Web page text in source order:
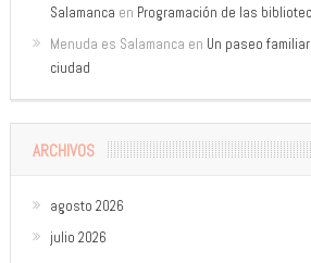
Salamanca en Programación de las
Menuda es Salamanca en Un paseo
ciudad
ARCHIVOS
agosto 2026
julio 2026